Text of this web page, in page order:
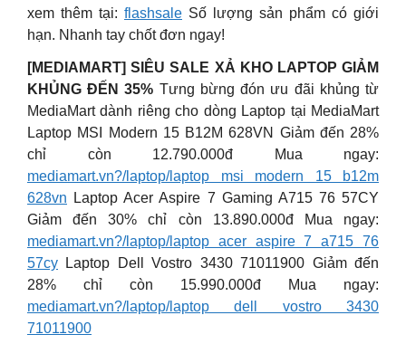
xem thêm tại: flashsale Số lượng sản phẩm có giới
hạn. Nhanh tay chốt đơn ngay!
[MEDIAMART] SIÊU SALE XẢ KHO LAPTOP GIẢM
KHỦNG ĐẾN 35% Tưng bừng đón ưu đãi khủng từ
MediaMart dành riêng cho dòng Laptop tại MediaMart
Laptop MSI Modern 15 B12M 628VN Giảm đến 28%
chỉ còn 12.790.000đ Mua ngay:
mediamart.vn?/laptop/laptop msi modern 15 b12m
628vn Laptop Acer Aspire 7 Gaming A715 76 57CY
Giảm đến 30% chỉ còn 13.890.000đ Mua ngay:
mediamart.vn?/laptop/laptop acer aspire 7 a715 76
57cy Laptop Dell Vostro 3430 71011900 Giảm đến
28% chỉ còn 15.990.000đ Mua ngay:
mediamart.vn?/laptop/laptop dell vostro 3430
71011900